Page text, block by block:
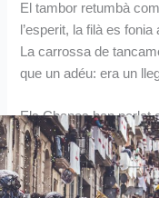
El tambor retumbà
l’esperit, la filà es
La carrossa de
que un adéu: era un
Els Chanos han parlat
així, en aquest 2025,
bronze al cor viu de la